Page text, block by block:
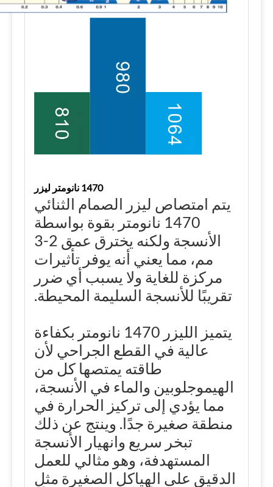
1470 نانومتر ليزر
يتم امتصاص ليزر الصمام الثنائي
1470 نانومتر بقوة بواسطة
الأنسجة ولكنه يخترق عمق 2-3
مم، مما يعني أنه يوفر تأثيرات
مركزة للغاية ولا يسبب أي ضرر
تقريبًا للأنسجة السليمة المحيطة.
يتميز الليزر 1470 نانومتر بكفاءة
عالية في القطع الجراحي لأن
طاقته يمتصها كل من
الهيموجلوبين والماء في الأنسجة،
مما يؤدي إلى تركيز الحرارة في
منطقة صغيرة جدًا. وينتج عن ذلك
تبخر سريع وانهيار الأنسجة
المستهدفة، وهو مثالي للعمل
الدقيق على الهياكل الصغيرة مثل